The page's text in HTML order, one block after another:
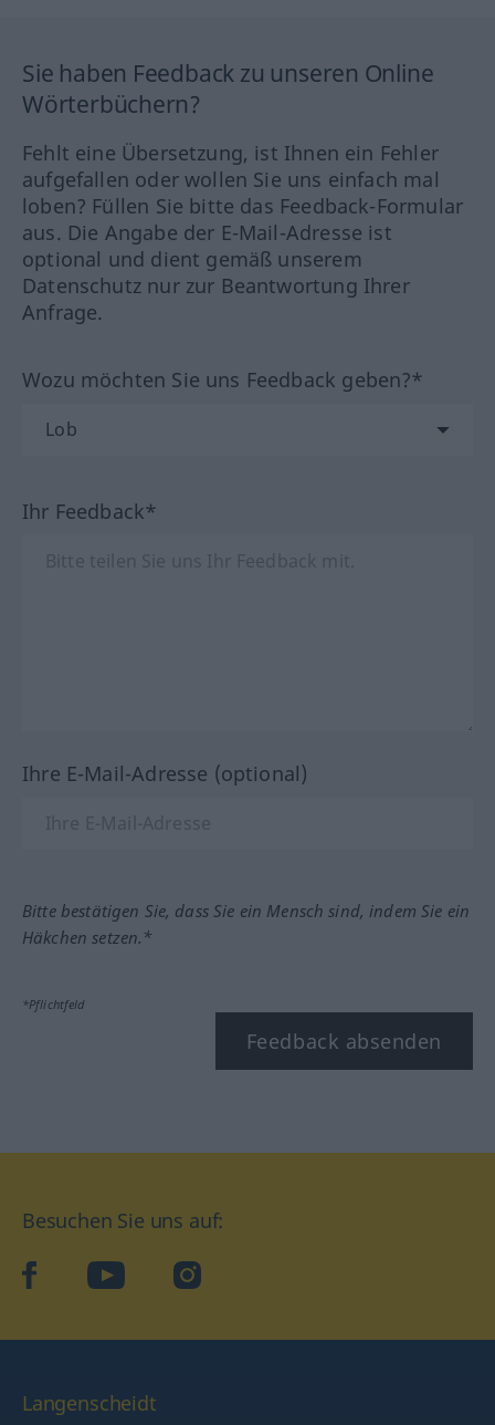
Sie haben Feedback zu unseren Online
Wörterbüchern?
Fehlt eine Übersetzung, ist Ihnen ein Fehler
aufgefallen oder wollen Sie uns einfach mal
loben? Füllen Sie bitte das Feedback-Formular
aus. Die Angabe der E-Mail-Adresse ist
optional und dient gemäß unserem
Datenschutz nur zur Beantwortung Ihrer
Anfrage.
Wozu möchten Sie uns Feedback geben?*
Ihr Feedback*
Ihre E-Mail-Adresse (optional)
Bitte bestätigen Sie, dass Sie ein Mensch sind, indem Sie ein
Häkchen setzen.*
*Pflichtfeld
Feedback absenden
Besuchen Sie uns auf:
facebookYouTube Instagram
Langenscheidt